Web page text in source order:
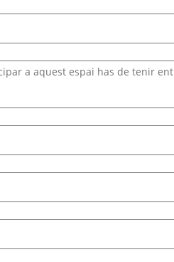
a aquest espai has de tenir